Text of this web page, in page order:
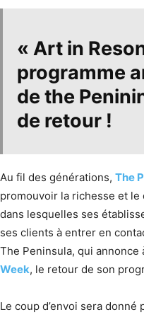
« Art in
programme
de the
de retour !
Au fil des générations, The
promouvoir la richesse et
dans lesquelles ses
ses clients à entrer en
The Peninsula, qui annonce
Week, le retour de son
Le coup d’envoi sera donné